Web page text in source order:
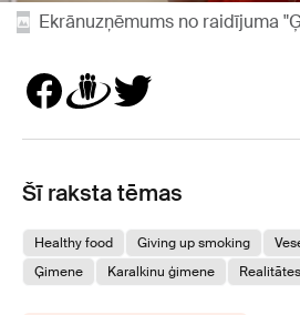
Ekrānuzņēmums no raidījuma
Šī raksta tēmas
Healthy food Giving up smoking
Ģimene
Karalkinu ģimene